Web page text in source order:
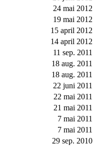
24 mai 2012
19 mai 2012
15 april 2012
14 april 2012
11 sep. 2011
18 aug. 2011
18 aug. 2011
22 juni 2011
22 mai 2011
21 mai 2011
7 mai 2011
7 mai 2011
29 sep. 2010